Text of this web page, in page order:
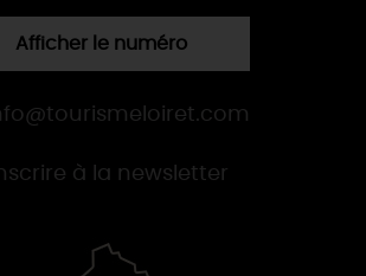
Afficher le numéro
à la newsletter